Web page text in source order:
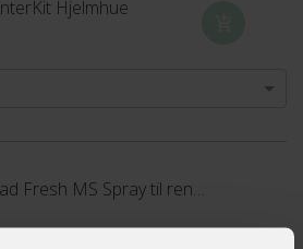
Hjelmhue
ABUS Pad Fresh MS Spray til rengøring af hjelmpuder